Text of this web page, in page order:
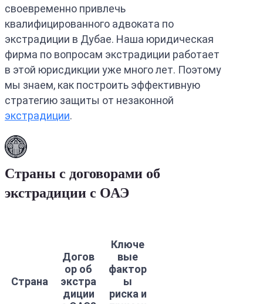
своевременно привлечь
квалифицированного адвоката по
экстрадиции в Дубае. Наша юридическая
фирма по вопросам экстрадиции работает
в этой юрисдикции уже много лет. Поэтому
мы знаем, как построить эффективную
стратегию защиты от незаконной
экстрадиции.
Страны с договорами об
экстрадиции с ОАЭ
Страна
Догов
ор об
экстра
диции
Ключе
вые
фактор
ы
риска и